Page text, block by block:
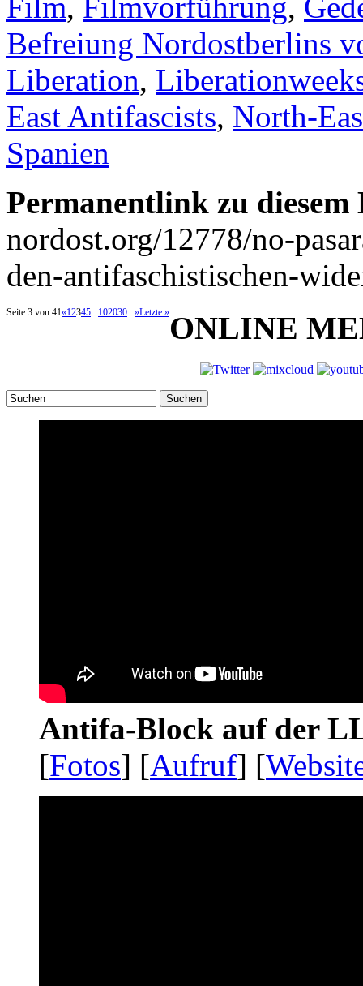
Befreiung Nordostberlins
Liberation,
East Antifascists, North-
Spanien
Permanentlink zu
nordost.org/12778/no-
den-antifaschistischen-
Seite 3 von 41«12345...102030...»Letzte »ONLINE
Suchen
Antifa-Block auf der
[Fotos] [Aufruf] [